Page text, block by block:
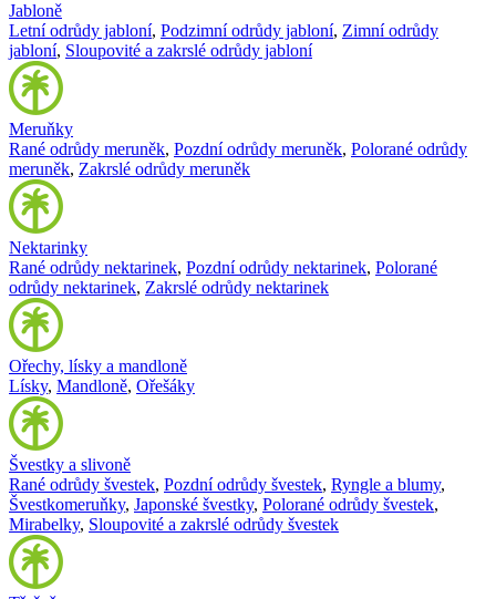
Jabloně
Letní odrůdy jabloní, Podzimní odrůdy jabloní, Zimní odrůdy
jabloní, Sloupovité a zakrslé odrůdy jabloní
Meruňky
Rané odrůdy meruněk, Pozdní odrůdy meruněk, Polorané odrůdy
meruněk, Zakrslé odrůdy meruněk
Nektarinky
Rané odrůdy nektarinek, Pozdní odrůdy nektarinek, Polorané
odrůdy nektarinek, Zakrslé odrůdy nektarinek
Ořechy, lísky a mandloně
Lísky, Mandloně, Ořešáky
Švestky a slivoně
Rané odrůdy švestek, Pozdní odrůdy švestek, Ryngle a blumy,
Švestkomeruňky, Japonské švestky, Polorané odrůdy švestek,
Mirabelky, Sloupovité a zakrslé odrůdy švestek